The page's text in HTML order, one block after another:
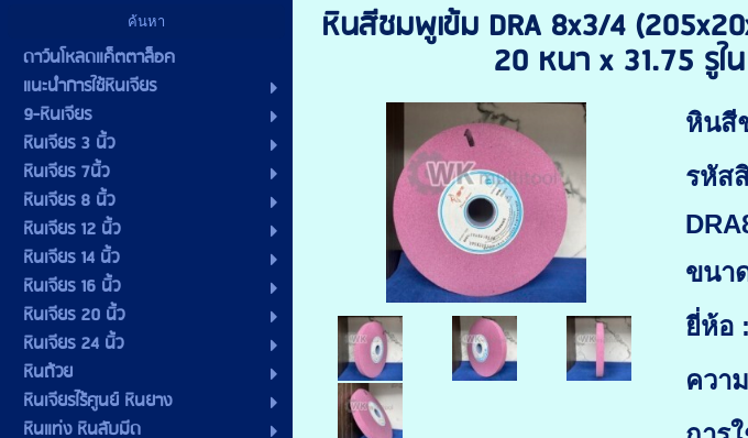
ดาว์นโหลดแค็ตตาล็อค
แนะนำการใช้หินเจียร
9-หินเจียร
หินเจียร 3 นิ้ว
หินเจียร 7นิ้ว
หินเจียร 8 นิ้ว
หินเจียร 12 นิ้ว
หินเจียร 14 นิ้ว
หินเจียร 16 นิ้ว
หินเจียร 20 นิ้ว
หินเจียร 24 นิ้ว
หินถ้วย
หินเจียรไร้ศูนย์ หินยาง
หินแท่ง หินลับมีด
หินสีชมพูเข้ม DRA 8x3/4
20 หนา x 31.75 รูใ
หินสี
รหัส
ขนา
ยี่ห้อ
ควา